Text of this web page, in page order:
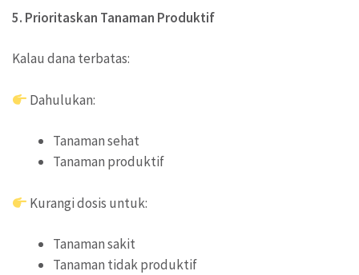
5. Prioritaskan Tanaman Produktif
Kalau dana terbatas:
Dahulukan:
Tanaman sehat
Tanaman produktif
Kurangi dosis untuk:
Tanaman sakit
Tanaman tidak produktif